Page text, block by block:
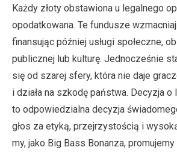
Każdy złoty obstawiona u legalnego
opodatkowana. Te fundusze
finansując później usługi społeczne,
publicznej lub kulturę. Jednocześnie
się od szarej sfery, która nie daje
i działa na szkodę państwa. Decyzja
to odpowiedzialna decyzja
głos za etyką, przejrzystością i
my, jako Big Bass Bonanza,